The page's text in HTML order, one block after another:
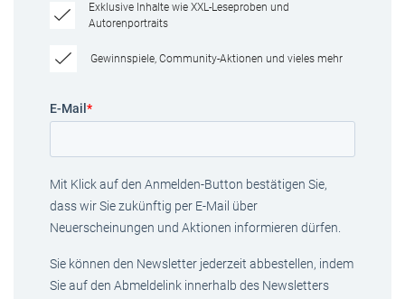
Exklusive Inhalte wie XXL-Leseproben und
Autorenportraits
Gewinnspiele, Community-Aktionen und vieles mehr
E-Mail *
Mit Klick auf den Anmelden-Button bestätigen Sie,
dass wir Sie zukünftig per E-Mail über
Neuerscheinungen und Aktionen informieren dürfen.
Sie können den Newsletter jederzeit abbestellen, indem
Sie auf den Abmeldelink innerhalb des Newsletters